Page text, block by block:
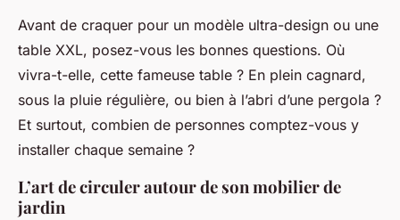
Avant de craquer pour un modèle ultra-design ou une
table XXL, posez-vous les bonnes questions. Où
vivra-t-elle, cette fameuse table ? En plein cagnard,
sous la pluie régulière, ou bien à l’abri d’une pergola ?
Et surtout, combien de personnes comptez-vous y
installer chaque semaine ?
L’art de circuler autour de son mobilier de
jardin